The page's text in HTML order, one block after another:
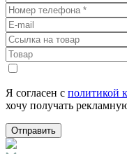
Я согласен с политикой
хочу получать
Отправить